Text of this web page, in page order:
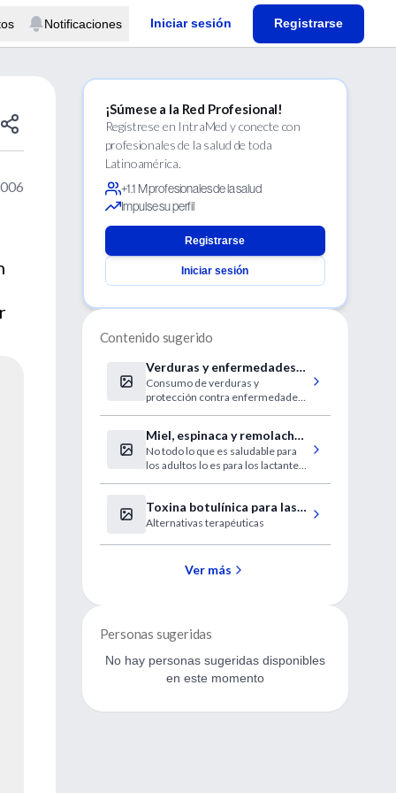
Notificaciones Iniciar sesión Registrarse
¡Súmese a la Red Profesional!
Regístrese en IntraMed y conecte con
profesionales de la salud de toda
Latinoamérica.
+1.1 M profesionales de la salud
Impulse su perfil
Registrarse
Iniciar sesión
Contenido sugerido
Verduras y enfermedades
oculares
Consumo de verduras y
protección contra enfermedades
Miel, espinaca y remolacha:
alimentos prohibidos para
niños menores de un año
No todo lo que es saludable para
los adultos lo es para los lactantes.
potencialmente alergénicos, no
aconsejados por los especialistas.
Toxina botulínica para las
cicatrices faciales
Alternativas terapéuticas
Ver más
Personas sugeridas
No hay personas sugeridas disponibles
en este momento